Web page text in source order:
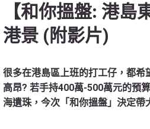
【和你搵盤: 港
港景 (附影片)
很多在港島區上班的打工仔，都希
高昂? 若手持400萬-500萬元的預
海遺珠，今次「和你搵盤」決定帶